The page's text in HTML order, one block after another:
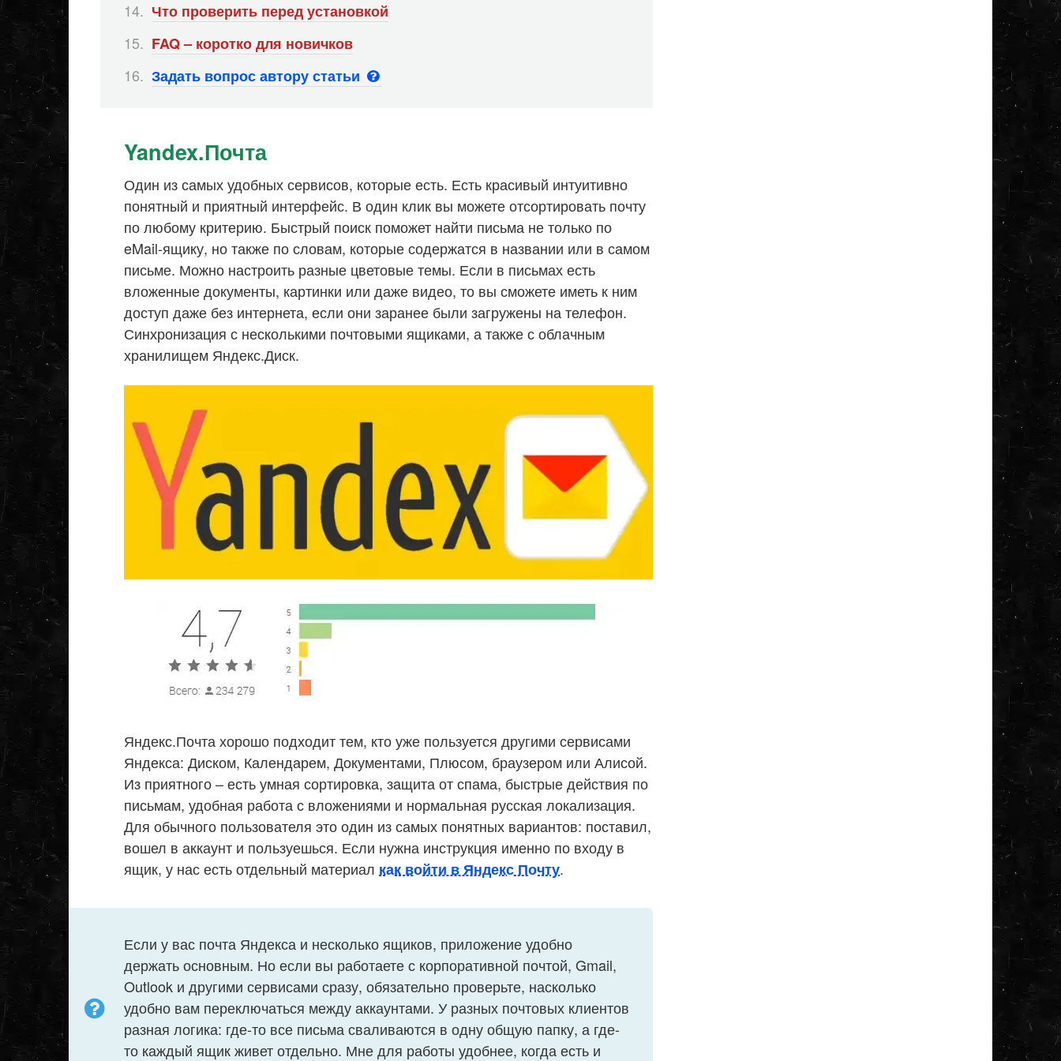
Что проверить перед установкой
FAQ – коротко для новичков
Задать вопрос автору статьи
Yandex.Почта
Один из самых удобных сервисов, которые есть. Есть красивый интуитивно
понятный и приятный интерфейс. В один клик вы можете отсортировать почту
по любому критерию. Быстрый поиск поможет найти письма не только по
eMail-ящику, но также по словам, которые содержатся в названии или в самом
письме. Можно настроить разные цветовые темы. Если в письмах есть
вложенные документы, картинки или даже видео, то вы сможете иметь к ним
доступ даже без интернета, если они заранее были загружены на телефон.
Синхронизация с несколькими почтовыми ящиками, а также с облачным
хранилищем Яндекс.Диск.
Яндекс.Почта хорошо подходит тем, кто уже пользуется другими сервисами
Яндекса: Диском, Календарем, Документами, Плюсом, браузером или Алисой.
Из приятного – есть умная сортировка, защита от спама, быстрые действия по
письмам, удобная работа с вложениями и нормальная русская локализация.
Для обычного пользователя это один из самых понятных вариантов: поставил,
вошел в аккаунт и пользуешься. Если нужна инструкция именно по входу в
ящик, у нас есть отдельный материал как войти в Яндекс Почту.
Если у вас почта Яндекса и несколько ящиков, приложение удобно
держать основным. Но если вы работаете с корпоративной почтой, Gmail,
Outlook и другими сервисами сразу, обязательно проверьте, насколько
удобно вам переключаться между аккаунтами. У разных почтовых клиентов
разная логика: где-то все письма сваливаются в одну общую папку, а где-
то каждый ящик живет отдельно. Мне для работы удобнее, когда есть и